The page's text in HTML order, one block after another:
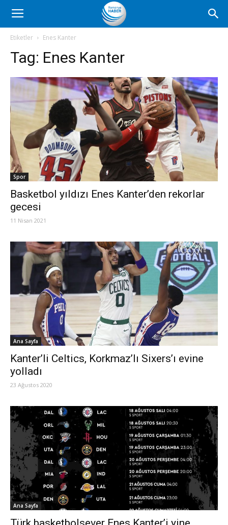
Romanya
Haber
Etiketler Enes Kanter
Tag: Enes Kanter
Spor
Basketbol yıldızı Enes Kanter’den rekorlar
gecesi
11 Nisan 2021
Ana Sayfa
Kanter’li Celtics, Korkmaz’lı Sixers’ı evine
yolladı
23 Ağustos 2020
Ana Sayfa